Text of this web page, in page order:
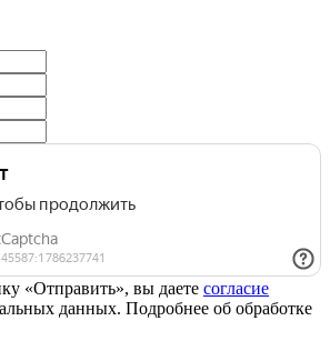
«Отправить», вы даете согласие
данных. Подробнее об обработке